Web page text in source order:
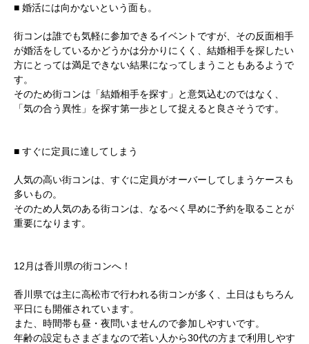
■ 婚活には向かないという面も。
街コンは誰でも気軽に参加できるイベントですが、その反面相手
が婚活をしているかどうかは分かりにくく、結婚相手を探したい
方にとっては満足できない結果になってしまうこともあるようで
す。
そのため街コンは「結婚相手を探す」と意気込むのではなく、
「気の合う異性」を探す第一歩として捉えると良さそうです。
■ すぐに定員に達してしまう
人気の高い街コンは、すぐに定員がオーバーしてしまうケースも
多いもの。
そのため人気のある街コンは、なるべく早めに予約を取ることが
重要になります。
12月は香川県の街コンへ！
香川県では主に高松市で行われる街コンが多く、土日はもちろん
平日にも開催されています。
また、時間帯も昼・夜問いませんので参加しやすいです。
年齢の設定もさまざまなので若い人から30代の方まで利用しやす